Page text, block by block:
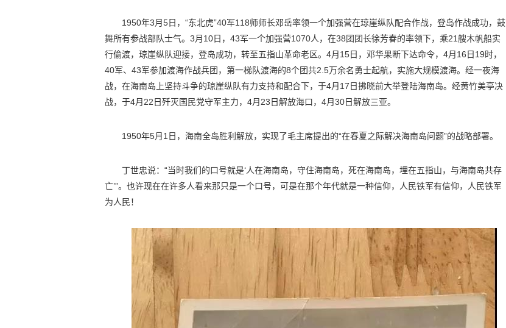
1950年3月5日，“东北虎”40军118师师长邓岳率领一个加强营在琼崖纵队配合作战，登岛作战成功，鼓
舞所有参战部队士气。3月10日，43军一个加强营1070人，在38团团长徐芳春的率领下，乘21艘木帆船实
行偷渡，琼崖纵队迎接，登岛成功，转至五指山革命老区。4月15日，邓华果断下达命令，4月16日19时，
40军、43军参加渡海作战兵团，第一梯队渡海的8个团共2.5万余名勇士起航，实施大规模渡海。经一夜海
战，在海南岛上坚持斗争的琼崖纵队有力支持和配合下，于4月17日拂晓前大举登陆海南岛。经黄竹美亭决
战，于4月22日歼灭国民党守军主力，4月23日解放海口，4月30日解放三亚。
1950年5月1日，海南全岛胜利解放，实现了毛主席提出的“在春夏之际解决海南岛问题”的战略部署。
丁世忠说：“当时我们的口号就是‘人在海南岛，守住海南岛，死在海南岛，埋在五指山，与海南岛共存
亡’”。也许现在在许多人看来那只是一个口号，可是在那个年代就是一种信仰，人民铁军有信仰，人民铁军
为人民！